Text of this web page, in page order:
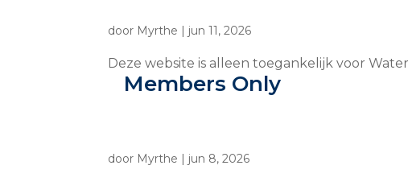
door Myrthe jun 11, 2026
Deze website is alleen toegankelijk voor
Members Only
door Myrthe | jun 8, 2026